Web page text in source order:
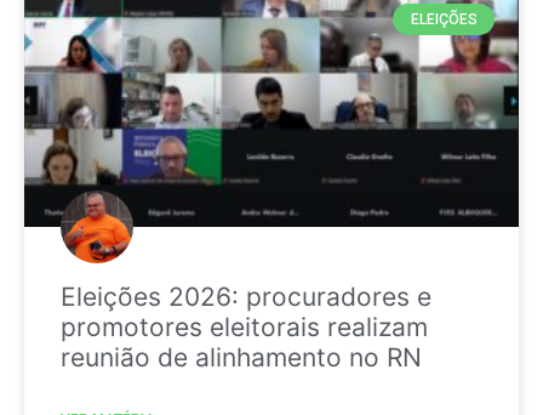
ELEIÇÕES
Eleições 2026: procuradores e
promotores eleitorais realizam
reunião de alinhamento no RN